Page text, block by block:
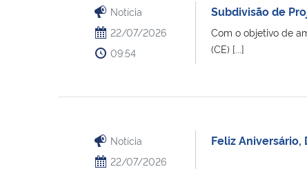
Notícia
22/07/2026
09:54
Subdivisão de
Com o objetivo de
(CE) [...]
Notícia
22/07/2026
Feliz Aniversário,